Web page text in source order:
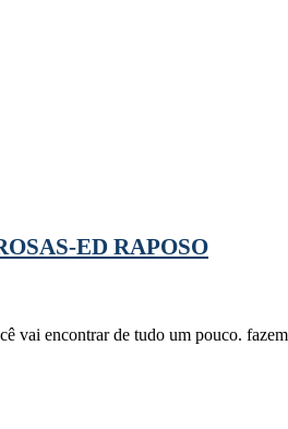
ED RAPOSO
vai encontrar de tudo um pouco.